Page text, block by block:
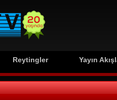
Reytingler Yayın